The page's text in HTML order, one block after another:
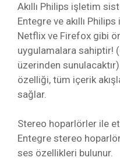
Akıllı Philips işletim
Entegre ve akıllı
Netflix ve Firefox gibi
uygulamalara sahiptir!
üzerinden
özelliği, tüm içerik
sağlar.
Stereo hoparlörler ile
Entegre stereo
ses özellikleri bulunur.